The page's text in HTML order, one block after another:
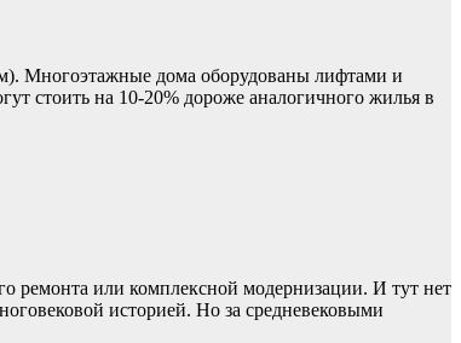
Многоэтажные дома оборудованы лифтами и
стоить на 10-20% дороже аналогичного жилья в
ремонта или комплексной модернизации. И тут нет
историей. Но за средневековыми